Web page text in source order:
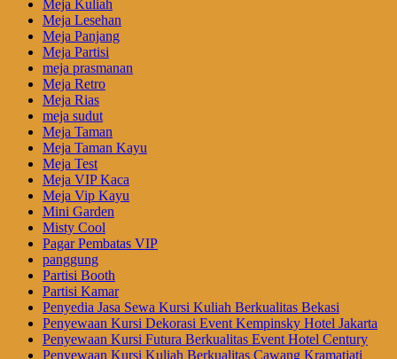
Meja Kuliah
Meja Lesehan
Meja Panjang
Meja Partisi
meja prasmanan
Meja Retro
Meja Rias
meja sudut
Meja Taman
Meja Taman Kayu
Meja Test
Meja VIP Kaca
Meja Vip Kayu
Mini Garden
Misty Cool
Pagar Pembatas VIP
panggung
Partisi Booth
Partisi Kamar
Penyedia Jasa Sewa Kursi Kuliah Berkualitas Bekasi
Penyewaan Kursi Dekorasi Event Kempinsky Hotel Jakarta
Penyewaan Kursi Futura Berkualitas Event Hotel Century
Penyewaan Kursi Kuliah Berkualitas Cawang Kramatjati